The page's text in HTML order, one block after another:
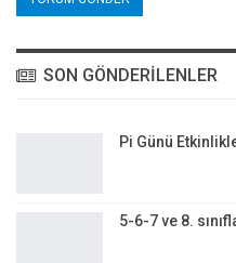
SON GÖNDERILENLER
Pi Günü
5-6-7 ve 8.